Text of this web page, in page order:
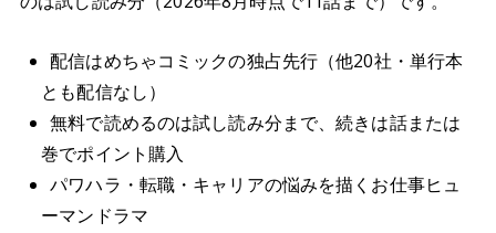
配信はめちゃコミックの独占先行（他20社・単行本
とも配信なし）
無料で読めるのは試し読み分まで、続きは話または
巻でポイント購入
パワハラ・転職・キャリアの悩みを描くお仕事ヒュ
ーマンドラマ